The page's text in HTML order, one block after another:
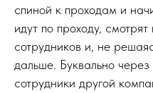
спиной к проходам и
идут по проходу,
сотрудников и, не
дальше. Буквально
сотрудники другой